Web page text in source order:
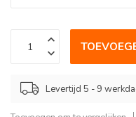
Levertijd 5 - 9